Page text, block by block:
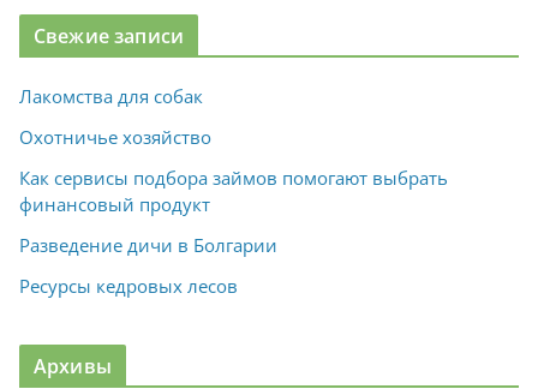
Свежие записи
Лакомства для собак
Охотничье хозяйство
Как сервисы подбора займов помогают выбрать
финансовый продукт
Разведение дичи в Болгарии
Ресурсы кедровых лесов
Архивы